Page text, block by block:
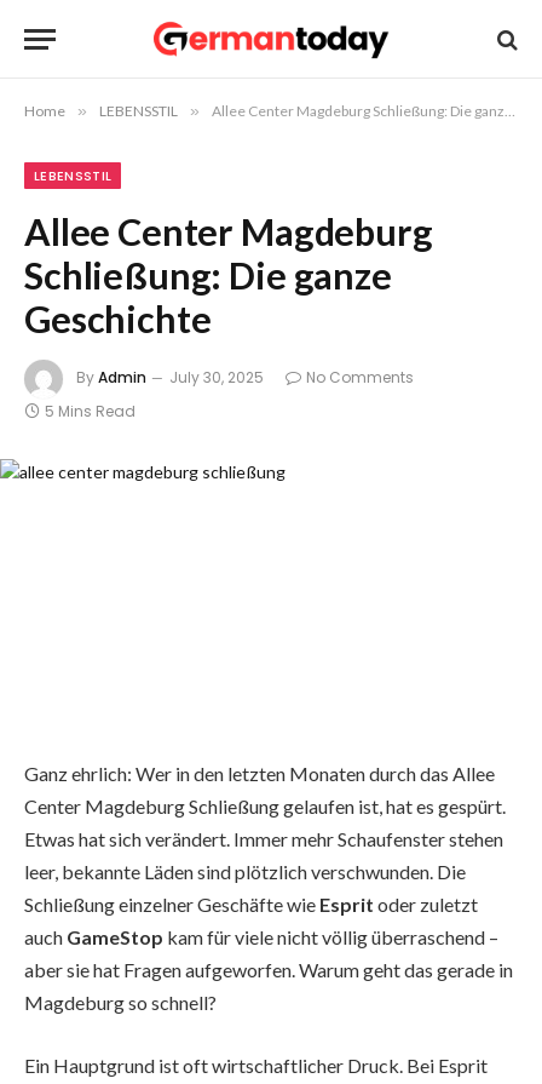
Home » LEBENSSTIL » Allee Center Magdeburg Schließung: Die ganze Geschichte
LEBENSSTIL
Allee Center Magdeburg
Schließung: Die ganze
Geschichte
ByAdmin July 30, 2025
No Comments
5 Mins Read
Ganz ehrlich: Wer in den letzten Monaten durch das Allee
Center Magdeburg Schließung gelaufen ist, hat es gespürt.
Etwas hat sich verändert. Immer mehr Schaufenster stehen
leer, bekannte Läden sind plötzlich verschwunden. Die
Schließung einzelner Geschäfte wie Esprit oder zuletzt
auch GameStop kam für viele nicht völlig überraschend –
aber sie hat Fragen aufgeworfen. Warum geht das gerade in
Magdeburg so schnell?
Ein Hauptgrund ist oft wirtschaftlicher Druck. Bei Esprit